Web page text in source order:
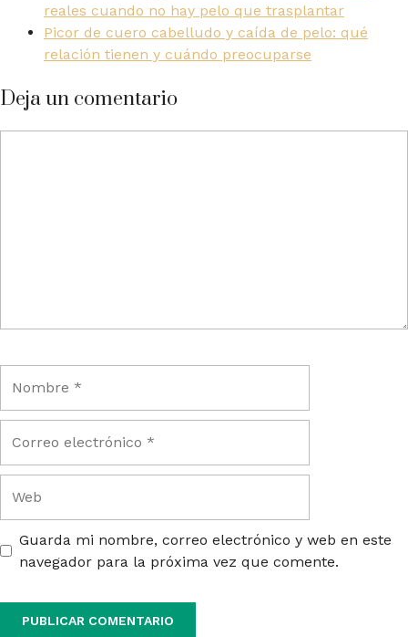
reales cuando no hay pelo que trasplantar
Picor de cuero cabelludo y caída de pelo: qué
relación tienen y cuándo preocuparse
Deja un comentario
Guarda mi nombre, correo electrónico y web en este
navegador para la próxima vez que comente.